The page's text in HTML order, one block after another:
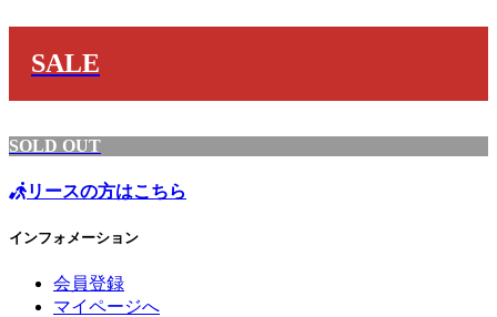
SALE
SOLD OUT
リースの方はこちら
インフォメーション
会員登録
マイページへ